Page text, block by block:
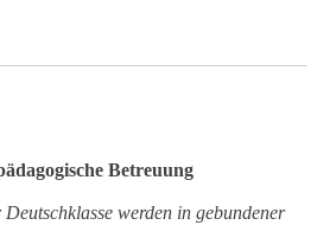
Betreuung
werden in gebundener